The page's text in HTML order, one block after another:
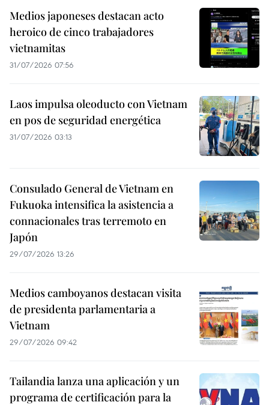
Medios japoneses destacan acto
heroico de cinco trabajadores
vietnamitas
31/07/2026 07:56
Laos impulsa oleoducto con Vietnam
en pos de seguridad energética
31/07/2026 03:13
Consulado General de Vietnam en
Fukuoka intensifica la asistencia a
connacionales tras terremoto en
Japón
29/07/2026 13:26
Medios camboyanos destacan visita
de presidenta parlamentaria a
Vietnam
29/07/2026 09:42
Tailandia lanza una aplicación y un
programa de certificación para la